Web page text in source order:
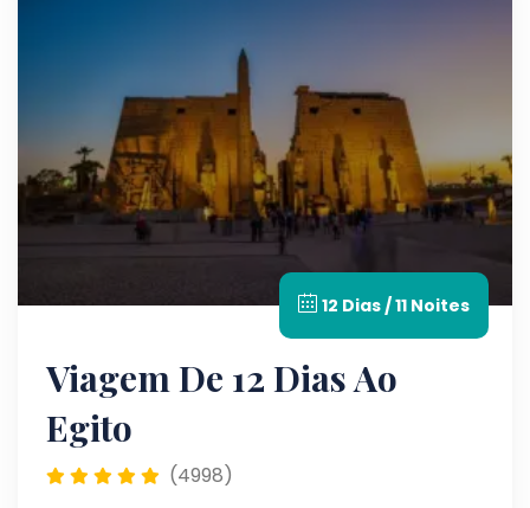
12 Dias / 11 Noites
Viagem De 12 Dias Ao
Egito
(4998)